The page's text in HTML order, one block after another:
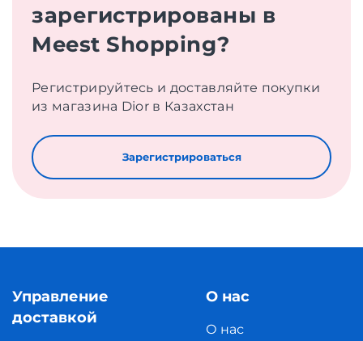
зарегистрированы в
Meest Shopping?
Регистрируйтесь и доставляйте покупки
из магазина Dior в Казахстан
Зарегистрироваться
Управление
доставкой
О нас
О нас